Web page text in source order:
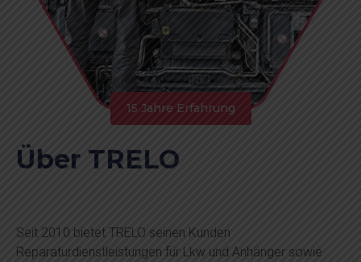
15 Jahre Erfahrung
Über TRELO
Seit 2010 bietet TRELO seinen Kunden
Reparaturdienstleistungen für Lkw und Anhänger sowie